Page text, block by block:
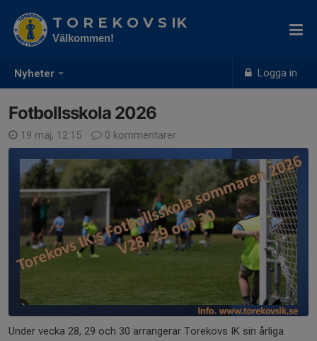
Nyheter Logga in
T O R E K O V S IK
Välkommen!
Fotbollsskola 2026
19 maj, 12:15 0 kommentarer
Under vecka 28, 29 och 30 arrangerar Torekovs IK sin årliga